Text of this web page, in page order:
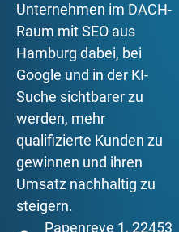
Unternehmen im DACH-
Raum mit SEO aus
Hamburg dabei, bei
Google und in der KI-
Suche sichtbarer zu
werden, mehr
qualifizierte Kunden zu
gewinnen und ihren
Umsatz nachhaltig zu
steigern.
Papenreye 1, 22453